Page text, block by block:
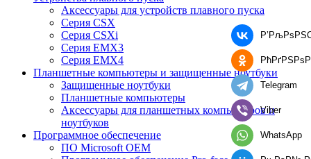
Аксессуары для устройств плавного пуска
Серия CSX
Серия CSXi
Серия EMX3
Серия EMX4
Планшетные компьютеры и защищенные ноутбуки
Защищенные ноутбуки
Планшетные компьютеры
Аксессуары для планшетных компьютеров и
ноутбуков
Программное обеспечение
ПО Microsoft OEM
Telegram
Viber
WhatsApp